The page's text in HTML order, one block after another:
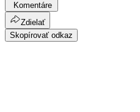
Komentáre
Zdielať
Skopírovať odkaz